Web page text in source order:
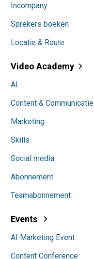
Incompany
Sprekers boeken
Locatie & Route
Video Academy
AI
Content & Communicatie
Marketing
Skills
Social media
Abonnement
Teamabonnement
Events
AI Marketing Event
Content Conference